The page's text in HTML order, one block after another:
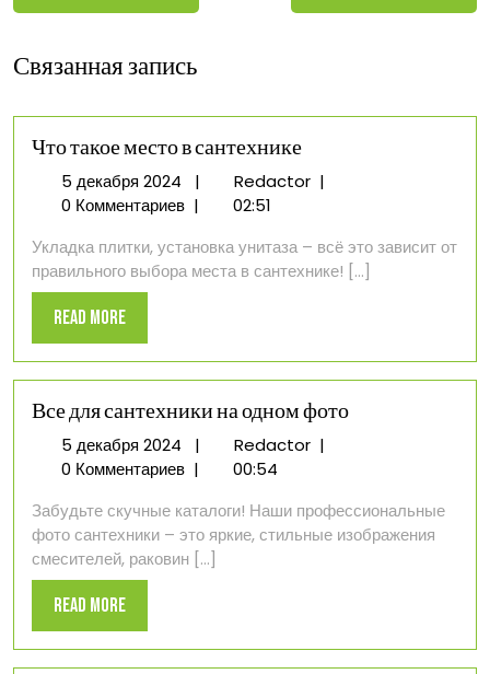
Связанная запись
Что такое место в сантехнике
5 декабря 20245
декабря
| RedactorЧто
в
сантехнике
|
0 Комментариев |
02:51
Укладка плитки, установка унитаза – всё это зависит от
правильного выбора места в сантехнике! [...]
Read MoreRead
More
Все для сантехники на одном фото
5 декабря 20245
декабря
| RedactorВсе
на
одном
|
0 Комментариев |
00:54
Забудьте скучные каталоги! Наши профессиональные
фото сантехники – это яркие, стильные изображения
смесителей, раковин [...]
Read MoreRead
More